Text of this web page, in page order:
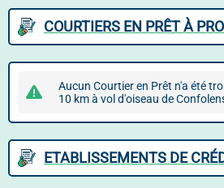
COURTIERS EN PRÊT À
Aucun Courtier en Prêt n'a été
10 km à vol d'oiseau de
ETABLISSEMENTS DE